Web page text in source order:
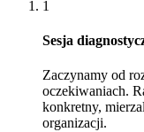
1
Sesja
Zaczynamy od
oczekiwaniach.
konkretny,
organizacji.